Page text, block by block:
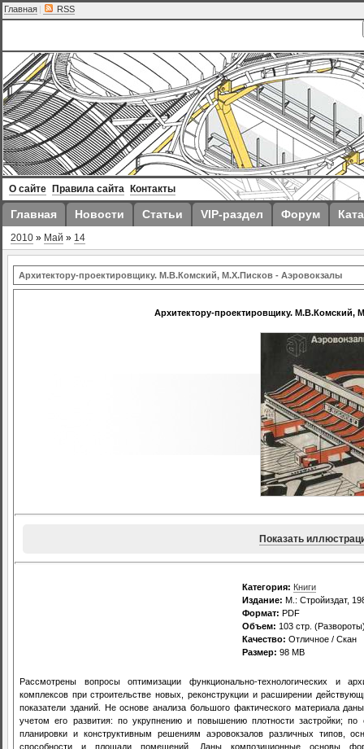
Главная | RSS
О сайте Правила сайта Контакты
Главная Новости Статьи VIP-раздел Форум
2010 » Май » 14
Архитектору-проектировщику. М.В.Комский, М.Х.Писков - Аэровокзалы
Архитектору-проектировщику. М.В.Комский,
Показать
Категория: Книги
Издание: М.: Стройиздат,
Формат: PDF
Объем: 103 стр.
Качество: Отличное / Скан
Размер: 98 МВ
Рассмотрены вопросы оптимизации функционально-технологических и
комплексов при строительстве новых, реконструкции и расширении
показатели зданий. Не основе анализа большого фактического материала
учетом его развития: по укрупнению и повышению плотности застройки;
планировки и конструктивным решениям аэровокзалов различных типов,
способности и площади помещений. Даны композиционные основы